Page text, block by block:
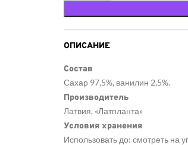
ОПИСАНИЕ
Состав
Сахар 97,5%, ванилин 2,5%.
Производитель
Латвия, «Латпланта»
Условия хранения
Использовать до: смотреть на